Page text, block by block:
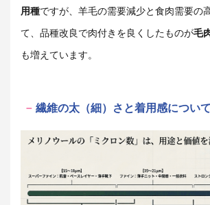
用種ですが、羊毛の需要減少と食肉需要の
て、品種改良で肉付きを良くしたものが毛
も増えています。
繊維の太（細）さと着用感について